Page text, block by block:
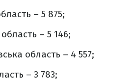
– 5 875;
– 5 146;
область – 4 557;
– 3 783;